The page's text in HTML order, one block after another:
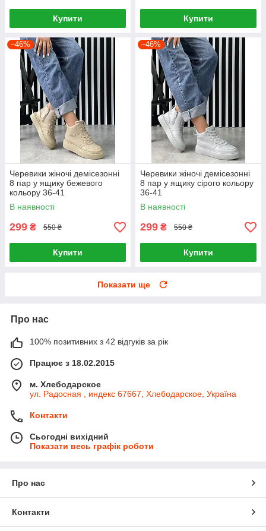
Купити Купити
–46%
Черевики жіночі демісезонні
8 пар у ящику бежевого
кольору 36-41
В наявності
299 ₴ 550 ₴
Купити
–46%
Черевики жіночі демісезонні
8 пар у ящику сірого кольору
36-41
В наявності
299 ₴ 550 ₴
Купити
Показати ще
Про нас
100% позитивних з 42 відгуків за рік
Працює з 18.02.2015
м. Хлебодарское
ул. Радосная , индекс 67667, Хлебодарское, Україна
Контакти
Сьогодні вихідний
Показати весь графік роботи
Про нас
Контакти